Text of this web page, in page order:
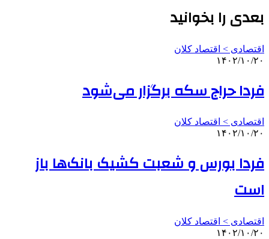
بعدی را بخوانید
اقتصادی > اقتصاد کلان
۱۴۰۲/۱۰/۲۰
فردا حراج سکه برگزار می‌شود
اقتصادی > اقتصاد کلان
۱۴۰۲/۱۰/۲۰
فردا بورس و شعبت کشیک بانک‌ها باز
است
اقتصادی > اقتصاد کلان
۱۴۰۲/۱۰/۲۰